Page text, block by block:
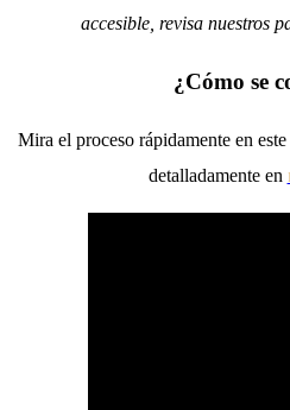
accesible, revisa nuestros
¿Cómo se
Mira el proceso rápidamente en
detalladamente en